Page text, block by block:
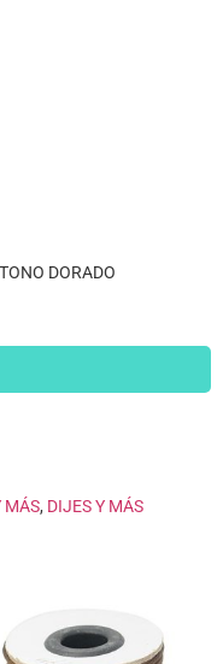
DORADO
MÁS, DIJES Y MÁS